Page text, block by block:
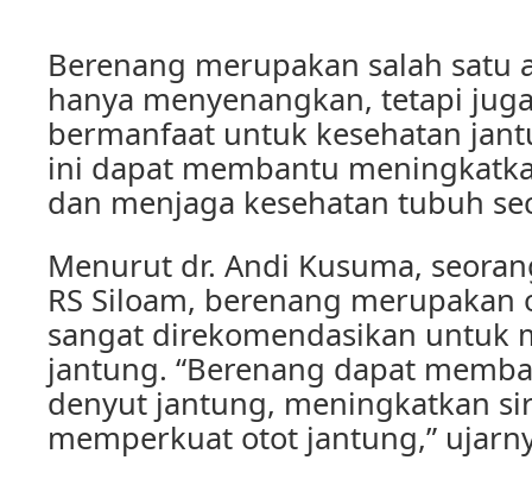
Berenang merupakan salah satu
hanya menyenangkan, tetapi
bermanfaat untuk kesehatan
ini dapat membantu
dan menjaga kesehatan tubuh
Menurut dr. Andi Kusuma,
RS Siloam, berenang merupakan
sangat direkomendasikan untuk
jantung. “Berenang dapat
denyut jantung, meningkatkan
memperkuat otot jantung,”